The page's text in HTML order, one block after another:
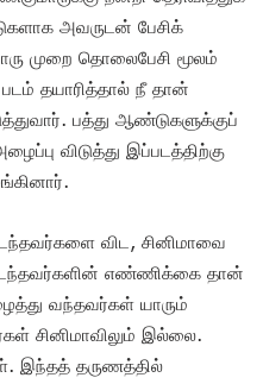
அவருடன் பேசிக்
முறை தொலைபேசி மூலம்
படம் தயாரித்தால் நீ தான்
பத்து ஆண்டுகளுக்குப்
விடுத்து இப்படத்திற்கு
விட, சினிமாவை
எண்ணிக்கை தான்
வந்தவர்கள் யாரும்
சினிமாவிலும் இல்லை.
இந்தத் தருணத்தில்